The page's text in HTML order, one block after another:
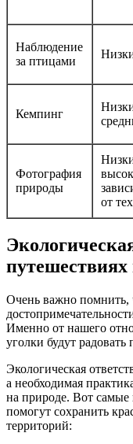
Наблюдение
за птицами
Кемпинг
Фотография
природы
от
путешествиях
Очень важно помнить,
Именно от нашего
уголки будут радовать
Экологическая
а необходимая
на природе. Вот
помогут сохранить
территорий: